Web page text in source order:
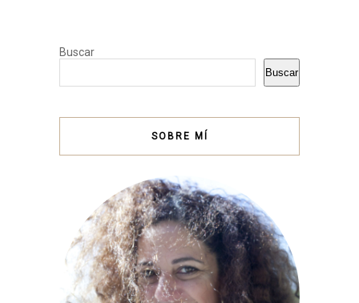
Buscar
Buscar
SOBRE MÍ